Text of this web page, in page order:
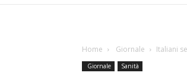
Home Giornale Italiani
Giornale Sanità